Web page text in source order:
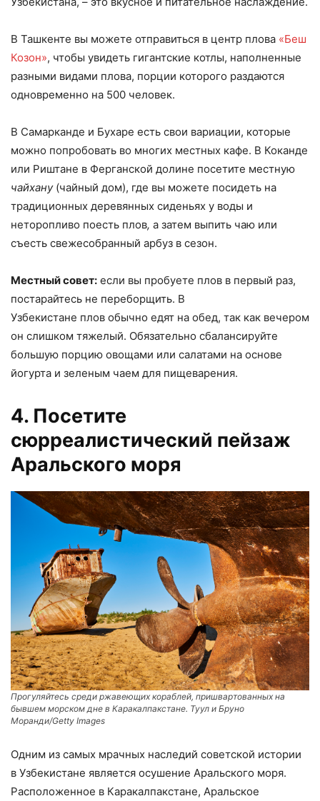
В Ташкенте вы можете отправиться в центр плова «Беш
Козон», чтобы увидеть гигантские котлы, наполненные
разными видами плова, порции которого раздаются
одновременно на 500 человек.
В Самарканде и Бухаре есть свои вариации, которые
можно попробовать во многих местных кафе. В Коканде
или Риштане в Ферганской долине посетите местную
чайхану(чайный дом), где вы можете посидеть на
традиционных деревянных сиденьях у воды и
неторопливо поесть плов, а затем выпить чаю или
съесть свежесобранный арбуз в сезон.
Местный совет: если вы пробуете плов в первый раз,
постарайтесь не переборщить. В
Узбекистане плов обычно едят на обед, так как вечером
он слишком тяжелый. Обязательно сбалансируйте
большую порцию овощами или салатами на основе
йогурта и зеленым чаем для пищеварения.
4. Посетите
сюрреалистический пейзаж
Аральского моря
Прогуляйтесь среди ржавеющих кораблей, пришвартованных на
бывшем морском дне в Каракалпакстане. Туул и Бруно
Моранди/Getty Images
Одним из самых мрачных наследий советской истории
в Узбекистане является осушение Аральского моря.
Расположенное в Каракалпакстане, Аральское